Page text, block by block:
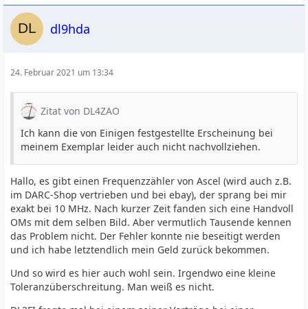
dl9hda
24. Februar 2021 um 13:34
Zitat von DL4ZAO
Ich kann die von Einigen festgestellte Erscheinung bei
meinem Exemplar leider auch nicht nachvollziehen.
Hallo, es gibt einen Frequenzzähler von Ascel (wird auch z.B.
im DARC-Shop vertrieben und bei ebay), der sprang bei mir
exakt bei 10 MHz. Nach kurzer Zeit fanden sich eine Handvoll
OMs mit dem selben Bild. Aber vermutlich Tausende kennen
das Problem nicht. Der Fehler konnte nie beseitigt werden
und ich habe letztendlich mein Geld zurück bekommen.
Und so wird es hier auch wohl sein. Irgendwo eine kleine
Toleranzüberschreitung. Man weiß es nicht.